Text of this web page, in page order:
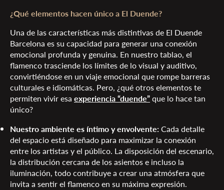
¿Qué elementos hacen único a El Duende?
Una de las características más distintivas de El Duende
Barcelona es su capacidad para generar una conexión
emocional profunda y genuina. En nuestro tablao, el
flamenco trasciende los límites de lo visual y auditivo,
convirtiéndose en un viaje emocional que rompe barreras
culturales e idiomáticas. Pero, ¿qué otros elementos te
permiten vivir esa experiencia “duende”que lo hace tan
único?
Nuestro ambiente es íntimo y envolvente:Cada detalle
del espacio está diseñado para maximizar la conexión
entre los artistas y el público. La disposición del escenario,
la distribución cercana de los asientos e incluso la
iluminación, todo contribuye a crear una atmósfera que
invita a sentir el flamenco en su máxima expresión.